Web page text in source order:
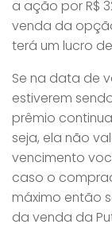
a ação por R$
venda da
terá um lucro de
Se na data de
estiverem
prêmio
seja, ela não
vencimento
caso o
máximo então
da venda da